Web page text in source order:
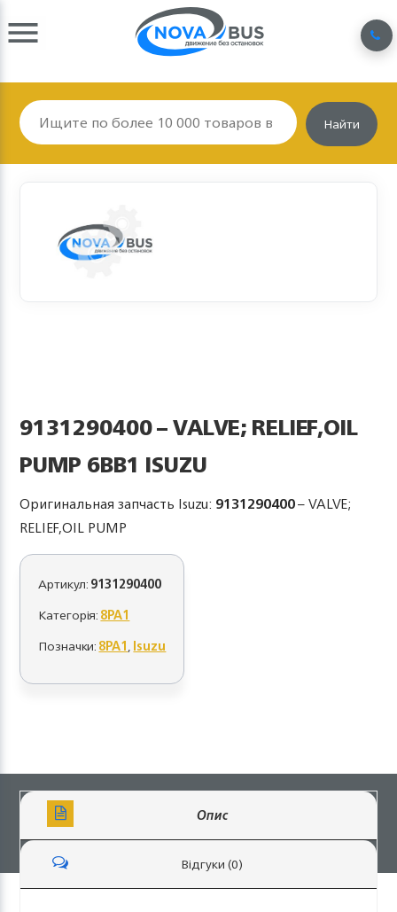
Найти
9131290400 – VALVE; RELIEF,OIL
PUMP 6BB1 ISUZU
Оригинальная запчасть Isuzu: 9131290400– VALVE;
RELIEF,OIL PUMP
Артикул:9131290400
Категорія:8PA1
Позначки:8PA1,Isuzu
Опис
Відгуки (0)